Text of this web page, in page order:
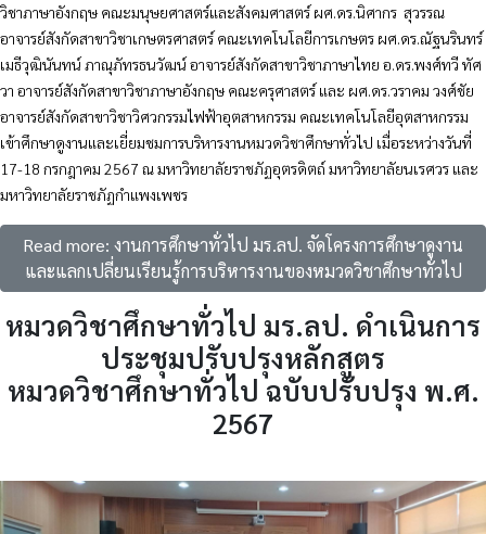
วิชาภาษาอังกฤษ คณะมนุษยศาสตร์และสังคมศาสตร์ ผศ.ดร.นิศากร สุวรรณ
อาจารย์สังกัดสาขาวิชาเกษตรศาสตร์ คณะเทคโนโลยีการเกษตร ผศ.ดร.ณัฐนรินทร์
เมธีวุฒินันทน์ ภาณุภัทรธนวัฒน์ อาจารย์สังกัดสาขาวิชาภาษาไทย อ.ดร.พงศ์ทวี ทัศ
วา อาจารย์สังกัดสาขาวิชาภาษาอังกฤษ คณะครุศาสตร์ และ ผศ.ดร.วราคม วงศ์ชัย
อาจารย์สังกัดสาขาวิชาวิศวกรรมไฟฟ้าอุตสาหกรรม คณะเทคโนโลยีอุตสาหกรรม
เข้าศึกษาดูงานและเยี่ยมชมการบริหารงานหมวดวิชาศึกษาทั่วไป เมื่อระหว่างวันที่
17-18 กรกฎาคม 2567 ณ มหาวิทยาลัยราชภัฏอุตรดิตถ์ มหาวิทยาลัยนเรศวร และ
มหาวิทยาลัยราชภัฏกำแพงเพชร
Read more: งานการศึกษาทั่วไป มร.ลป. จัดโครงการศึกษาดูงาน
และแลกเปลี่ยนเรียนรู้การบริหารงานของหมวดวิชาศึกษาทั่วไป
หมวดวิชาศึกษาทั่วไป มร.ลป. ดำเนินการ
ประชุมปรับปรุงหลักสูตร
หมวดวิชาศึกษาทั่วไป ฉบับปรับปรุง พ.ศ.
2567